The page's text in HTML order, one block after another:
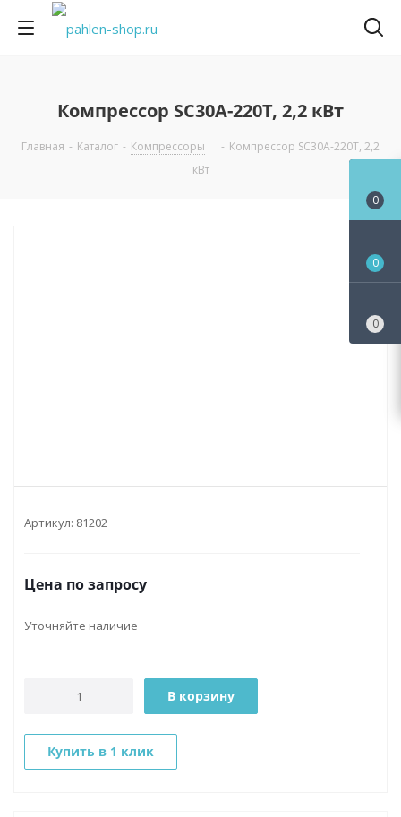
Компрессор SC30A-220T, 2,2 кВт
Главная - Каталог - Компрессоры - Компрессор SC30A-220T, 2,2
кВт
Артикул: 81202
Цена по запросу
Уточняйте наличие
В корзину
Купить в 1 клик
0
0
0